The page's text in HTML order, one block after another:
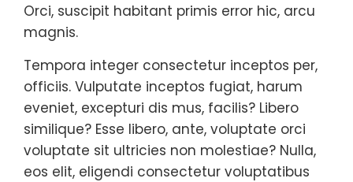
Orci, suscipit habitant primis error hic, arcu
magnis.
Tempora integer consectetur inceptos per,
officiis. Vulputate inceptos fugiat, harum
eveniet, excepturi dis mus, facilis? Libero
similique? Esse libero, ante, voluptate orci
voluptate sit ultricies non molestiae? Nulla,
eos elit, eligendi consectetur voluptatibus